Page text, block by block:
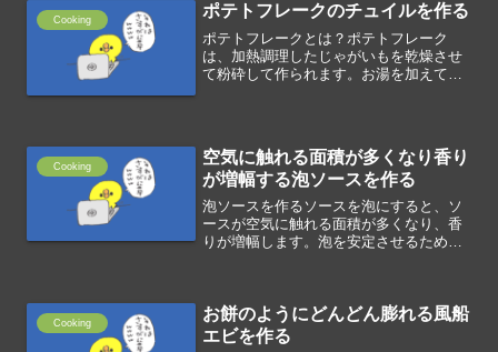
Cooking ポテトフレークのチュイルを作る
ポテトフレークとは？ポテトフレーク
は、加熱調理したじゃがいもを乾燥させ
て粉砕して作られます。お湯を加えて短
たりできます。材料を用意するポ...
Cooking
空気に触れる面積が多くなり香り
が増幅する泡ソースを作る
泡ソースを作るソースを泡にすると、ソ
ースが空気に触れる面積が多くなり、香
りが増幅します。泡を安定させるために
ンを泡立て器などで攪拌す...
Cooking
お餅のようにどんどん膨れる風船
エビを作る